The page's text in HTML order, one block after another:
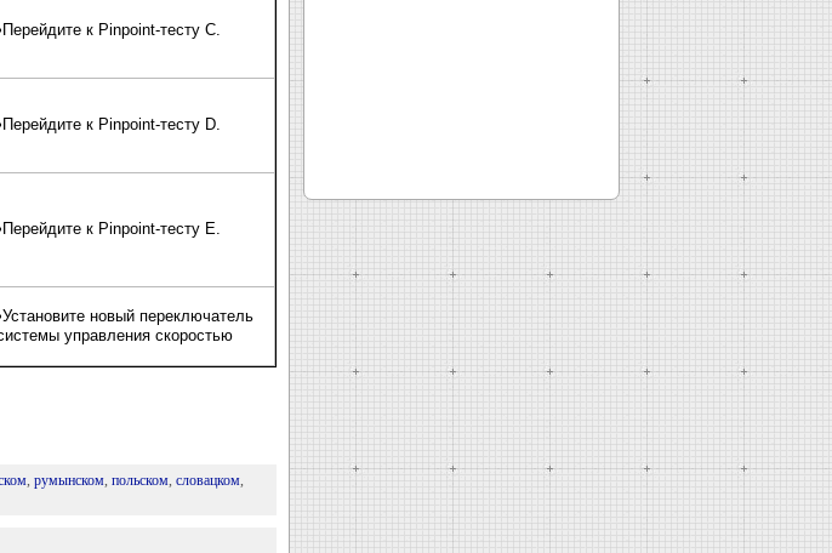
к Pinpoint-тесту С.
к Pinpoint-тесту D.
к Pinpoint-тесту Е.
новый переключатель
управления скоростью
, румынском, польском, словацком,